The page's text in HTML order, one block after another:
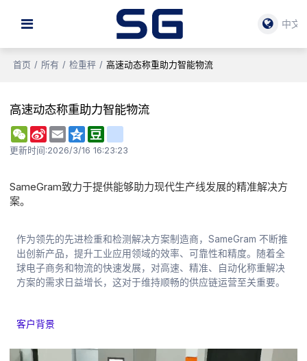
中文
首页 / 所有 / 检重秤 / 高速动态称重助力智能物流
高速动态称重助力智能物流
WeChat
Sina
Weibo
Email Qzone
更新时间:2026/3/16 16:23:23
SameGram致力于提供能够助力现代生产线发展的精准解决方
案。
作为领先的先进检重和检测解决方案制造商，SameGram 不断推
出创新产品，提升工业应用领域的效率、可靠性和精度。随着全
球电子商务和物流的快速发展，对高速、精准、自动化称重解决
方案的需求日益增长，这对于维持顺畅的供应链运营至关重要。
客户背景